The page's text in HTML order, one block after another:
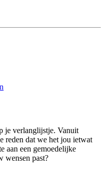
je verlanglijstje. Vanuit
reden dat we het jou ietwat
aan een gemoedelijke
wensen past?